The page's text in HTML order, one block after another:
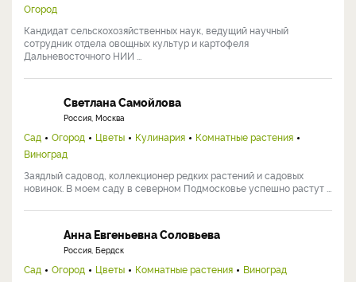
Огород
Кандидат сельскохозяйственных наук, ведущий научный
сотрудник отдела овощных культур и картофеля
Дальневосточного НИИ ...
Светлана Самойлова
Россия, Москва
Сад Огород Цветы Кулинария
Комнатные растения
Виноград
Заядлый садовод, коллекционер редких растений и садовых
новинок. В моем саду в северном Подмосковье успешно растут ...
Анна Евгеньевна Соловьева
Россия, Бердск
Сад Огород Цветы Комнатные растения
Виноград